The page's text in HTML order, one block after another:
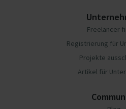
Freelancer
Registrierung für
Projekte
Artikel für